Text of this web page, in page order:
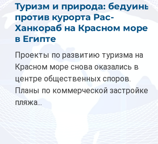
Туризм и природа: бедуины
против курорта Рас-
Ханкораб на Красном море
в Египте
Проекты по развитию туризма на
Красном море снова оказались в
центре общественных споров.
Планы по коммерческой застройке
пляжа...